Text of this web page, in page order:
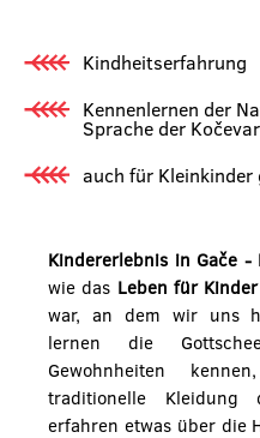
Kindheitserfahrung
Kennenlernen der
Sprache der Kočevar
auch für Kleinkinder
Kindererlebnis in Gače -
wie das Leben für
war, an dem wir uns
lernen die
Gewohnheiten
traditionelle
erfahren etwas über die